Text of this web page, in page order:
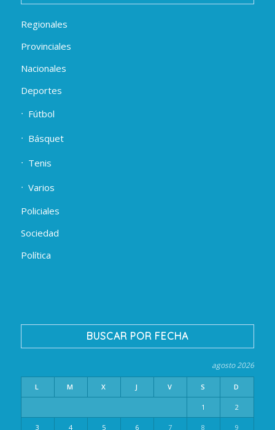
Regionales
Provinciales
Nacionales
Deportes
Fútbol
Básquet
Tenis
Varios
Policiales
Sociedad
Política
BUSCAR POR FECHA
agosto 2026
L M X J V S D
1 2
3 4 5 6 7 8 9